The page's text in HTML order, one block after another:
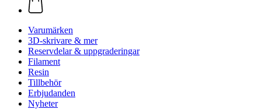
Varumärken
3D-skrivare & mer
Reservdelar & uppgraderingar
Filament
Resin
Tillbehör
Erbjudanden
Nyheter